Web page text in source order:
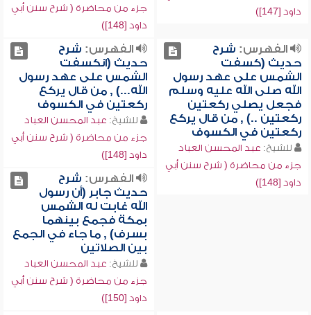
داود [147])
جزء من محاضرة ( شرح سنن أبي
داود [148])
الفهرس: شرح
حديث (كسفت
الشمس على عهد رسول
الله صلى الله عليه وسلم
فجعل يصلي ركعتين
ركعتين ..) , من قال يركع
ركعتين في الكسوف
للشيخ: عبد المحسن العباد
جزء من محاضرة ( شرح سنن أبي
داود [148])
الفهرس: شرح
حديث (انكسفت
الشمس على عهد رسول
الله...) , من قال يركع
ركعتين في الكسوف
للشيخ: عبد المحسن العباد
جزء من محاضرة ( شرح سنن أبي
داود [148])
الفهرس: شرح
حديث جابر (أن رسول
الله غابت له الشمس
بمكة فجمع بينهما
بسرف) , ما جاء في الجمع
بين الصلاتين
للشيخ: عبد المحسن العباد
جزء من محاضرة ( شرح سنن أبي
داود [150])